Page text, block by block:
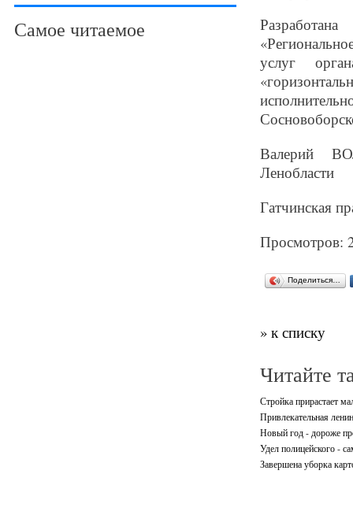
Самое читаемое
услуг
Валерий
Ленобласти
Гатчинская
Просмотров:
Поделиться…
» к списку
Читайте
Стройка прирастает
Привлекательная
Новый год - дороже
Удел полицейского -
Завершена уборка